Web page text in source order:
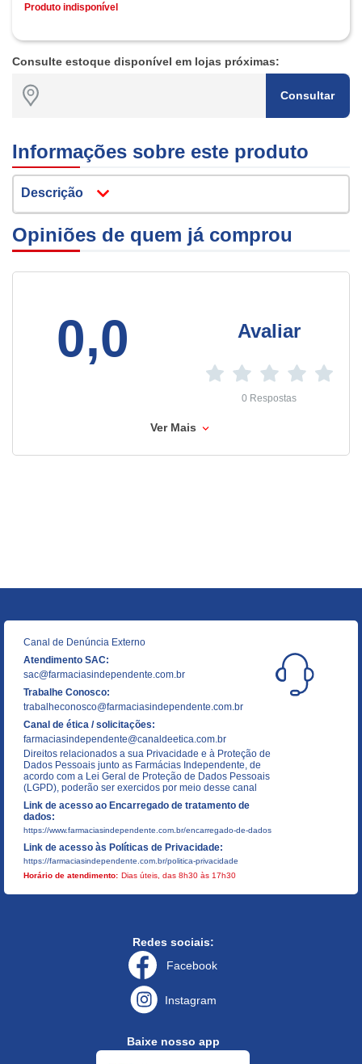
Produto indisponível
Consulte estoque disponível em lojas próximas:
Consultar
Informações sobre este produto
Descrição
Opiniões de quem já comprou
0,0 Avaliar
0 Respostas
Ver Mais
Canal de Denúncia Externo
Atendimento SAC:
sac@farmaciasindependente.com.br
Trabalhe Conosco:
trabalheconosco@farmaciasindependente.com.br
Canal de ética / solicitações:
farmaciasindependente@canaldeetica.com.br
Direitos relacionados a sua Privacidade e à Proteção de
Dados Pessoais junto as Farmácias Independente, de
acordo com a Lei Geral de Proteção de Dados Pessoais
(LGPD), poderão ser exercidos por meio desse canal
Link de acesso ao Encarregado de tratamento de
dados:
https://www.farmaciasindependente.com.br/encarregado-de-dados
Link de acesso às Políticas de Privacidade:
https://farmaciasindependente.com.br/politica-privacidade
Horário de atendimento: Dias úteis, das 8h30 às 17h30
Redes sociais:
Facebook
Instagram
Baixe nosso app